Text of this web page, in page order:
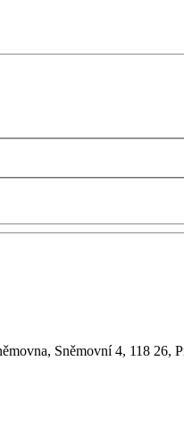
Sněmovní 4, 118 26,